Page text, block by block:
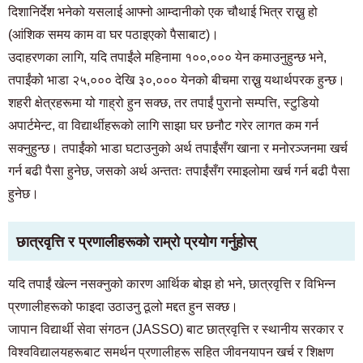
दिशानिर्देश भनेको यसलाई आफ्नो आम्दानीको एक चौथाई भित्र राख्नु हो
(आंशिक समय काम वा घर पठाइएको पैसाबाट)।
उदाहरणका लागि, यदि तपाईंले महिनामा १००,००० येन कमाउनुहुन्छ भने,
तपाईंको भाडा २५,००० देखि ३०,००० येनको बीचमा राख्नु यथार्थपरक हुन्छ।
शहरी क्षेत्रहरूमा यो गाह्रो हुन सक्छ, तर तपाईं पुरानो सम्पत्ति, स्टुडियो
अपार्टमेन्ट, वा विद्यार्थीहरूको लागि साझा घर छनौट गरेर लागत कम गर्न
सक्नुहुन्छ। तपाईंको भाडा घटाउनुको अर्थ तपाईंसँग खाना र मनोरञ्जनमा खर्च
गर्न बढी पैसा हुनेछ, जसको अर्थ अन्ततः तपाईंसँग रमाइलोमा खर्च गर्न बढी पैसा
हुनेछ।
छात्रवृत्ति र प्रणालीहरूको राम्रो प्रयोग गर्नुहोस्
यदि तपाईं खेल्न नसक्नुको कारण आर्थिक बोझ हो भने, छात्रवृत्ति र विभिन्न
प्रणालीहरूको फाइदा उठाउनु ठूलो मद्दत हुन सक्छ।
जापान विद्यार्थी सेवा संगठन (JASSO) बाट छात्रवृत्ति र स्थानीय सरकार र
विश्वविद्यालयहरूबाट समर्थन प्रणालीहरू सहित जीवनयापन खर्च र शिक्षण